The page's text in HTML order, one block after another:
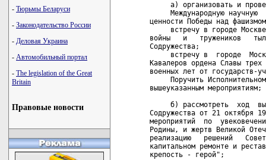
- Тюрьмы Беларуси
- Законодательство России
- Деловая Украина
- Автомобильный портал
- The legislation of the Great
Britain
Правовые новости
а) организовать и
Международную научную
ценности Победы над
встречу в городе
войны   и   тружеников
Содружества;
встречу в  городе
Кавалеров ордена Славы
военных лет от государств-
Поручить
вышеуказанным мероприятиям;
б) рассмотреть  ход
Содружества от 21 октября
мероприятий  по
Родины, и жертв Великой
реализацию   решений
капитальном ремонте и
крепость - герой";